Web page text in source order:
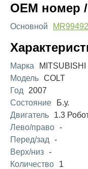
OEM номер
Основной
Марка
MITSUBISHI
Модель COLT
Год
2007
Состояние
Б.у.
Двигатель
1.3
Лево/право -
Перед/зад
-
Верх/низ -
Количество
1